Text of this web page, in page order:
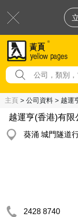
主頁 > 公司資料 > 越運
越運亨(香港)有限
葵涌 城門隧道
2428 8740